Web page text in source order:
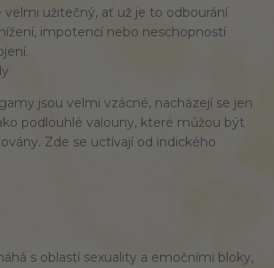
velmi užitečný, ať už je to odbourání
impotencí nebo neschopností
jsou velmi vzácné, nacházejí se jen
podlouhlé valouny, které můžou být
Zde se uctívají od indického
s oblastí sexuality a emočními bloky,